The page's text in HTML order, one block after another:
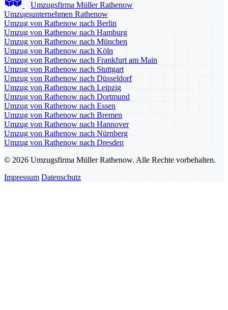
Umzugsfirma Müller Rathenow
Umzugsunternehmen Rathenow
Umzug von Rathenow nach Berlin
Umzug von Rathenow nach Hamburg
Umzug von Rathenow nach München
Umzug von Rathenow nach Köln
Umzug von Rathenow nach Frankfurt am Main
Umzug von Rathenow nach Stuttgart
Umzug von Rathenow nach Düsseldorf
Umzug von Rathenow nach Leipzig
Umzug von Rathenow nach Dortmund
Umzug von Rathenow nach Essen
Umzug von Rathenow nach Bremen
Umzug von Rathenow nach Hannover
Umzug von Rathenow nach Nürnberg
Umzug von Rathenow nach Dresden
© 2026 Umzugsfirma Müller Rathenow. Alle Rechte vorbehalten.
Impressum Datenschutz